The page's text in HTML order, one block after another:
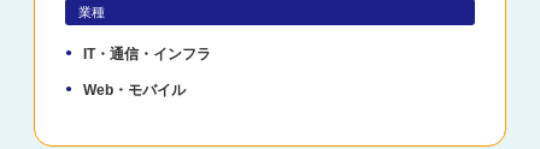
業種
IT・通信・インフラ
Web・モバイル